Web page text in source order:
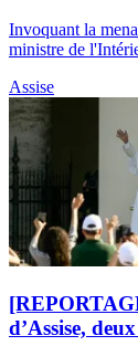
Invoquant la
ministre de
Assise
d’Assise,